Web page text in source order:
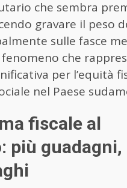
che sembra
gravare il peso
sulle fasce
che
per l’equità
nel Paese
fiscale al
più guadagni,